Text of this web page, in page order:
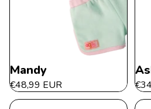
Esaurito
Mandy
€48,99 EUR